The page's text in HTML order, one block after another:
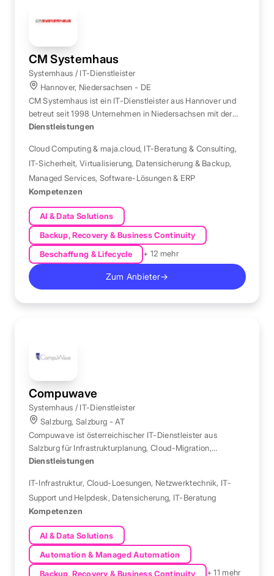
CM Systemhaus
Systemhaus / IT-Dienstleister
Hannover, Niedersachsen - DE
CM Systemhaus ist ein IT-Dienstleister aus Hannover und
betreut seit 1998 Unternehmen in Niedersachsen mit der
eigenen Cloud-Plattform maja.cloud.
Dienstleistungen
Cloud Computing & maja.cloud, IT-Beratung & Consulting,
IT-Sicherheit, Virtualisierung, Datensicherung & Backup,
Managed Services, Software-Lösungen & ERP
Kompetenzen
AI & Data Solutions
Backup, Recovery & Business Continuity
Beschaffung & Lifecycle
+ 12 mehr
Zum Anbieter→
Compuwave
Systemhaus / IT-Dienstleister
Salzburg, Salzburg - AT
Compuwave ist österreichischer IT-Dienstleister aus
Salzburg für Infrastrukturplanung, Cloud-Migration,
Netzwerktechnik und IT-Support.
Dienstleistungen
IT-Infrastruktur, Cloud-Loesungen, Netzwerktechnik, IT-
Support und Helpdesk, Datensicherung, IT-Beratung
Kompetenzen
AI & Data Solutions
Automation & Managed Automation
Backup, Recovery & Business Continuity
+ 11 mehr